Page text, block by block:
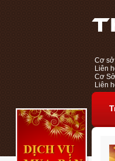
Cơ sở
Liên
Cơ
Liên